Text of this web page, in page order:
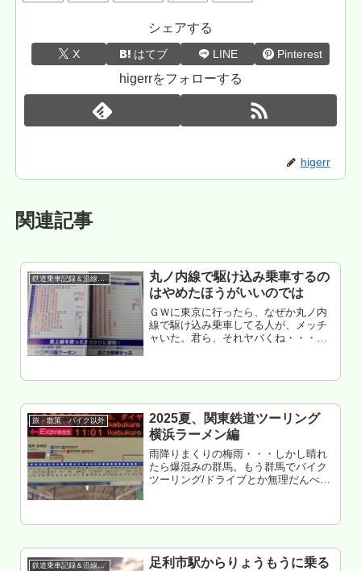
シェアする
X はてブ LINE Pinterest
higerrをフォローする
higerr
関連記事
鉄道乗車記録＆沿線散策
丸ノ内線で駆け込み乗車するの
はやめたほうがいいのでは
ＧＷに東京に行ったら、なぜか丸ノ内
線で駆け込み乗車してる人が、メッチ
ャいた。君ら、それヤバくね・・・と
旅・散策 バイク以外
2025夏、関東鉄道ツーリング
横浜ラーメン編
雨降りまくりの梅雨・・・しかし晴れ
たら爆混みの群馬。もう群馬でバイク
ツーリング/ドライブとか無理だんべ。
鉄道乗車記録＆沿線散策
足利市駅からりょうもうに乗る